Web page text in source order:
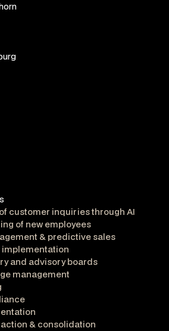
customer inquiries through AI
of new employees
& predictive sales
implementation
and advisory boards
management
& consolidation